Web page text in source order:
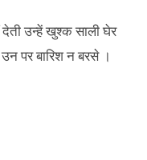
उन्हें खुश्क साली घेर
पर बारिश न बरसे ।